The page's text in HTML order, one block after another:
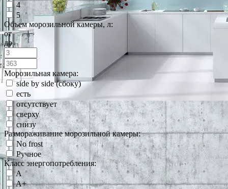
4
5
Объем морозильной камеры, л:
от
до
Морозильная камера:
side by side (сбоку)
есть
отсутствует
сверху
снизу
Размораживание морозильной камеры:
No frost
Ручное
Класс энергопотребления:
A
A+